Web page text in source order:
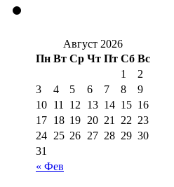
Август 2026
Пн Вт Ср Чт Пт Сб Вс
« Фев
1
2
3
4 5 6 7 8
9
10 11 12 13 14 15 16
17 18 19 20 21 22 23
24 25 26 27 28 29 30
31